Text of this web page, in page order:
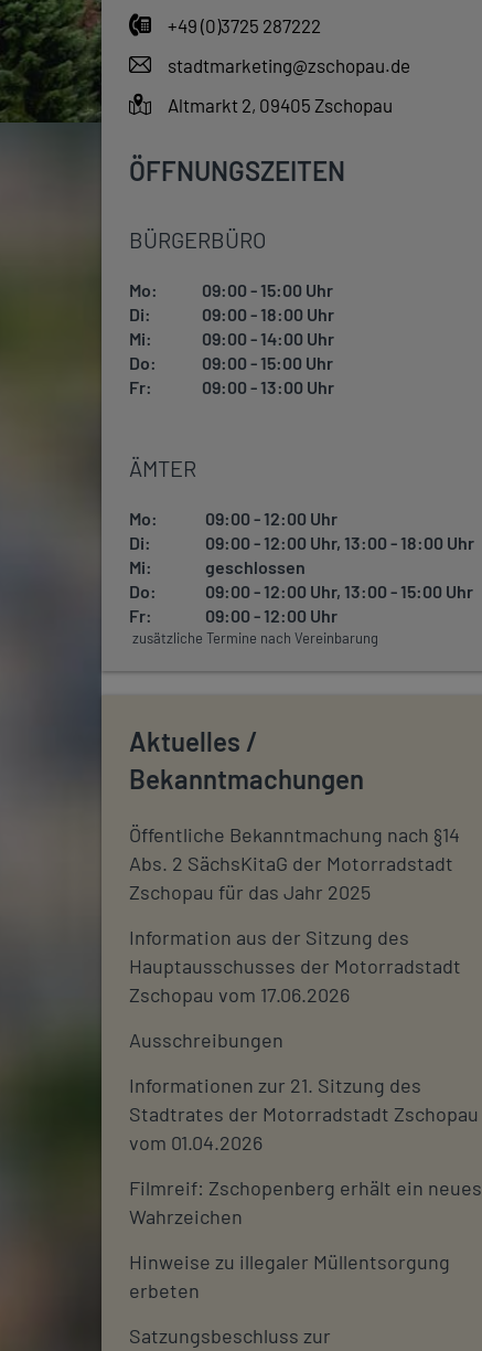
+49 (0)3725 287222
stadtmarketing@zschopau.de
Altmarkt 2, 09405 Zschopau
ÖFFNUNGSZEITEN
BÜRGERBÜRO
Mo:
09:00 - 15:00 Uhr
Di:
09:00 - 18:00 Uhr
Mi:
09:00 - 14:00 Uhr
Do:
09:00 - 15:00 Uhr
Fr:
09:00 - 13:00 Uhr
ÄMTER
Mo:
09:00 - 12:00 Uhr
Di:
09:00 - 12:00 Uhr, 13:00 - 18:00 Uhr
Mi:
geschlossen
Do:
09:00 - 12:00 Uhr, 13:00 - 15:00 Uhr
Fr:
09:00 - 12:00 Uhr
zusätzliche Termine nach Vereinbarung
Aktuelles /
Bekanntmachungen
Öffentliche Bekanntmachung nach §14
Abs. 2 SächsKitaG der Motorradstadt
Zschopau für das Jahr 2025
Information aus der Sitzung des
Hauptausschusses der Motorradstadt
Zschopau vom 17.06.2026
Ausschreibungen
Informationen zur 21. Sitzung des
Stadtrates der Motorradstadt Zschopau
vom 01.04.2026
Filmreif: Zschopenberg erhält ein neues
Wahrzeichen
Hinweise zu illegaler Müllentsorgung
erbeten
Satzungsbeschluss zur